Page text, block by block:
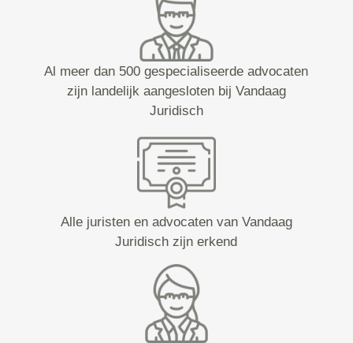
Al meer dan 500 gespecialiseerde advocaten
zijn landelijk aangesloten bij Vandaag
Juridisch
Alle juristen en advocaten van Vandaag
Juridisch zijn erkend